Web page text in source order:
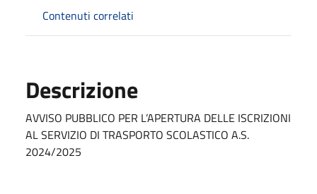
Contenuti correlati
Descrizione
AVVISO PUBBLICO PER L’APERTURA DELLE ISCRIZIONI
AL SERVIZIO DI TRASPORTO SCOLASTICO A.S.
2024/2025